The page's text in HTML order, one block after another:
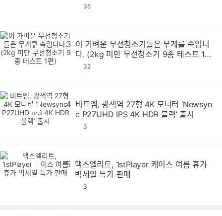
댓
35
3 이 가벼운 무선청소기들은 무게를 속입니
다. (2kg 미만 무선청소기 9종 테스트 1
편)댓
32
이
이
이
이
이
이
이
이
이
이
이
이
이
이
이
이
이
이
이
이
이
이
이
이
이
이
이
이
이
이
이
이
이
이
이
이
이
이
이
이
이
이
이
이
이
이
이
이
이
이
이
이
이
이
이
이
이
이
이
이
이
이
이
이
이
이
이
이
이
이
이
이
이
이
이
이
이
이
이
이
이
이
이
이
이
이
이
이
이
이
이
이
이
이
이
이
이
이
이
이
이
이
이
이
이
이
이
이
이
이
이
이
이
이
이
이
이
이
이
이
이
이
이
이
이
이
이
이
이
이
이
이
이
이
이
이
이
이
이
이
이
이
이
이
이
이
이
이
이
이
이
이
이
이
이
이
이
이
이
이
이
이
이
이
이
이
이
이
이
이
이
이
이
이
이
이
이
이
이
이
이
이
이
이
이
이
이
이
이
이
이
이
이
이
이
이
이
이
이
이
이
이
이
이
이
이
이
이
이
이
이
이
이
이
이
이
이
이
이
이
이
이
이
이
이
이
이
이
이
이
이
이
이
이
이
이
이
이
이
이
이
이
이
이
이
이
이
이
이
이
이
이
이
이
이
이
이
이
이
이
이
이
이
이
이
이
이
이
이
이
이
이
이
이
이
이
이
이
이
이
이
이
이
이
이
이
이
이
이
이
이
이
이
이
이
이
이
이
이
이
이
이
이
이
이
이
이
이
이
이
이
이
이
이
이
이
이
이
이
이
이
이
이
이
이
이
이
이
이
이
이
이
이
이
이
이
이
이
이
이
이
이
이
이
이
이
이
이
이
이
이
이
이
이
이
이
이
이
이
이
이
이
이
이
이
이
이
이
이
이
이
이
이
이
이
이
이
이
이
이
이
이
이
이
이
이
이
이
이
이
이
이
이
이
이
이
이
이
이
이
이
이
이
이
이
이
이
이
이
이
이
이
이
이
이
이
이
이
이
이
이
이
이
이
이
이
이
이
이
이
이
이
이
이
이
이
이
이
이
이
이
이
이
이
이
이
이
이
이
이
이
이
이
이
이
이
이
이
이
이
이
이
이
이
이
이
이
이
이
이
이
이
이
이
이
이
4 비트엠, 광색역 27형 4K 모니터 ‘Newsyn
c P27UHD IPS 4K HDR 블랙’ 출시
댓
3
비
비
비
비
비
비
비
비
비
비
비
비
비
비
비
비
비
비
비
비
비
비
비
비
비
비
비
비
비
비
비
비
비
비
비
비
비
비
비
비
비
비
비
비
비
비
비
비
비
비
비
비
비
비
비
비
비
비
비
비
비
비
비
비
비
비
비
비
비
비
비
비
비
비
비
비
비
비
비
비
비
비
비
비
비
비
비
비
비
비
비
비
비
비
비
비
비
비
비
비
비
비
비
비
비
비
비
비
비
비
비
비
비
비
비
비
비
비
비
비
비
비
비
비
비
비
비
비
비
비
비
비
비
비
비
비
비
비
비
비
비
비
비
비
비
비
비
비
비
비
비
비
비
비
비
비
비
비
비
비
비
비
비
비
비
비
비
비
비
비
비
비
비
비
비
비
비
비
비
비
비
비
비
비
비
비
비
비
비
비
비
비
비
비
비
비
비
비
비
비
비
비
비
비
비
비
비
비
비
비
비
비
비
비
비
비
비
비
비
비
비
비
비
비
비
비
비
비
비
비
비
비
비
비
비
비
비
비
비
비
비
비
비
비
비
비
비
비
비
비
비
비
비
비
비
비
비
비
비
비
비
비
비
비
비
비
비
비
비
비
비
비
비
비
비
비
비
비
비
비
비
비
비
비
비
비
비
비
비
비
비
비
비
비
비
비
비
비
비
비
비
비
비
비
비
비
비
비
비
비
비
비
비
비
비
비
비
비
비
비
비
비
비
비
비
비
비
비
비
비
비
비
비
비
비
비
비
비
비
비
비
비
비
비
비
비
비
비
비
비
비
비
비
비
비
비
비
비
비
비
비
비
비
비
비
비
비
비
비
비
비
비
비
비
비
비
비
비
비
비
비
비
비
비
비
비
비
비
비
비
비
비
비
비
비
비
비
비
비
비
비
비
비
비
비
비
비
비
비
비
비
비
비
비
비
비
비
비
비
비
비
비
비
비
비
비
비
비
비
비
비
비
비
비
비
비
비
비
비
비
비
비
비
비
비
비
비
비
비
비
비
비
비
비
비
비
비
비
비
비
비
비
비
비
비
비
비
비
비
비
비
비
비
비
비
비
비
비
비
비
비
비
비
5 맥스엘리트, 1stPlayer 케이스 여름 휴가
빅세일 특가 판매
댓
3
맥
맥
맥
맥
맥
맥
맥
맥
맥
맥
맥
맥
맥
맥
맥
맥
맥
맥
맥
맥
맥
맥
맥
맥
맥
맥
맥
맥
맥
맥
맥
맥
맥
맥
맥
맥
맥
맥
맥
맥
맥
맥
맥
맥
맥
맥
맥
맥
맥
맥
맥
맥
맥
맥
맥
맥
맥
맥
맥
맥
맥
맥
맥
맥
맥
맥
맥
맥
맥
맥
맥
맥
맥
맥
맥
맥
맥
맥
맥
맥
맥
맥
맥
맥
맥
맥
맥
맥
맥
맥
맥
맥
맥
맥
맥
맥
맥
맥
맥
맥
맥
맥
맥
맥
맥
맥
맥
맥
맥
맥
맥
맥
맥
맥
맥
맥
맥
맥
맥
맥
맥
맥
맥
맥
맥
맥
맥
맥
맥
맥
맥
맥
맥
맥
맥
맥
맥
맥
맥
맥
맥
맥
맥
맥
맥
맥
맥
맥
맥
맥
맥
맥
맥
맥
맥
맥
맥
맥
맥
맥
맥
맥
맥
맥
맥
맥
맥
맥
맥
맥
맥
맥
맥
맥
맥
맥
맥
맥
맥
맥
맥
맥
맥
맥
맥
맥
맥
맥
맥
맥
맥
맥
맥
맥
맥
맥
맥
맥
맥
맥
맥
맥
맥
맥
맥
맥
맥
맥
맥
맥
맥
맥
맥
맥
맥
맥
맥
맥
맥
맥
맥
맥
맥
맥
맥
맥
맥
맥
맥
맥
맥
맥
맥
맥
맥
맥
맥
맥
맥
맥
맥
맥
맥
맥
맥
맥
맥
맥
맥
맥
맥
맥
맥
맥
맥
맥
맥
맥
맥
맥
맥
맥
맥
맥
맥
맥
맥
맥
맥
맥
맥
맥
맥
맥
맥
맥
맥
맥
맥
맥
맥
맥
맥
맥
맥
맥
맥
맥
맥
맥
맥
맥
맥
맥
맥
맥
맥
맥
맥
맥
맥
맥
맥
맥
맥
맥
맥
맥
맥
맥
맥
맥
맥
맥
맥
맥
맥
맥
맥
맥
맥
맥
맥
맥
맥
맥
맥
맥
맥
맥
맥
맥
맥
맥
맥
맥
맥
맥
맥
맥
맥
맥
맥
맥
맥
맥
맥
맥
맥
맥
맥
맥
맥
맥
맥
맥
맥
맥
맥
맥
맥
맥
맥
맥
맥
맥
맥
맥
맥
맥
맥
맥
맥
맥
맥
맥
맥
맥
맥
맥
맥
맥
맥
맥
맥
맥
맥
맥
맥
맥
맥
맥
맥
맥
맥
맥
맥
맥
맥
맥
맥
맥
맥
맥
맥
맥
맥
맥
맥
맥
맥
맥
맥
맥
맥
맥
맥
맥
맥
맥
맥
맥
맥
맥
맥
맥
맥
맥
맥
맥
맥
맥
맥
맥
맥
맥
맥
맥
맥
맥
맥
맥
맥
맥
맥
맥
맥
맥
맥
맥
맥
맥
맥
맥
맥
맥
맥
맥
맥
맥
맥
맥
맥
맥
맥
맥
맥
맥
맥
맥
맥
맥
맥
맥
맥
맥
맥
맥